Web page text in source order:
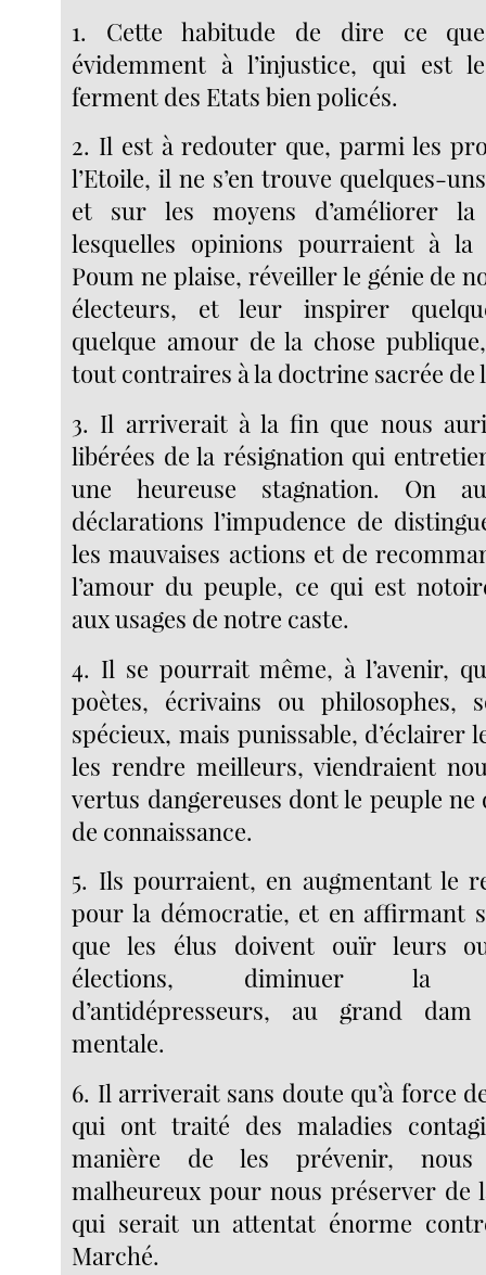
1. Cette habitude de dire ce
évidemment à l’injustice, qui est
ferment des Etats bien policés.
2. Il est à redouter que, parmi les
l’Etoile, il ne s’en trouve quelques-
et sur les moyens d’améliorer la
lesquelles opinions pourraient à la
Poum ne plaise, réveiller le génie de
électeurs, et leur inspirer
quelque amour de la chose
tout contraires à la doctrine sacrée de
3. Il arriverait à la fin que nous
libérées de la résignation qui
une heureuse stagnation. On
déclarations l’impudence de
les mauvaises actions et de
l’amour du peuple, ce qui est
aux usages de notre caste.
4. Il se pourrait même, à l’avenir,
poètes, écrivains ou philosophes,
spécieux, mais punissable, d’éclairer
les rendre meilleurs, viendraient
vertus dangereuses dont le peuple
de connaissance.
5. Ils pourraient, en augmentant le
pour la démocratie, et en affirmant
que les élus doivent ouïr leurs
élections, diminuer la
d’antidépresseurs, au grand
mentale.
6. Il arriverait sans doute qu’à force
qui ont traité des maladies
manière de les prévenir, nous
malheureux pour nous préserver de
qui serait un attentat énorme
Marché.